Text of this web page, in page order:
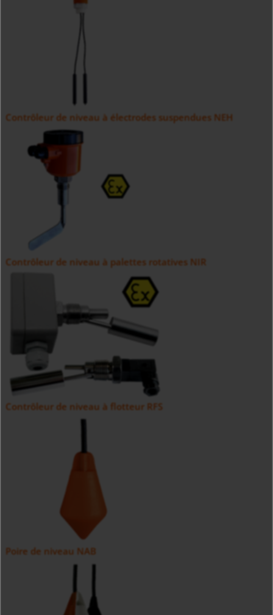
Contrôleur de niveau à électrodes suspendues NEH
Contrôleur de niveau à palettes rotatives NIR
Contrôleur de niveau à flotteur RFS
Poire de niveau NAB